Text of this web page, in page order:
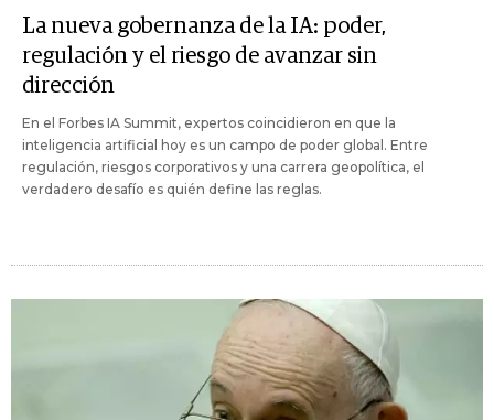
La nueva gobernanza de la IA: poder,
regulación y el riesgo de avanzar sin
dirección
En el Forbes IA Summit, expertos coincidieron en que la
inteligencia artificial hoy es un campo de poder global. Entre
regulación, riesgos corporativos y una carrera geopolítica, el
verdadero desafío es quién define las reglas.